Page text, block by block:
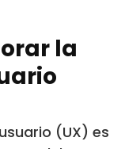
la
(UX) es